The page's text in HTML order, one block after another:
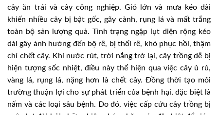
cây ăn trái và cây công nghiệp. Gió lớn và mưa kéo dài
khiến nhiều cây bị bật gốc, gãy cành, rụng lá và mất trắng
toàn bộ sản lượng quả. Tình trạng ngập lụt diện rộng kéo
dài gây ảnh hưởng đến bộ rễ, bị thối rễ, khó phục hồi, thậm
chí chết cây. Khi nước rút, trời nắng trở lại, cây trồng dễ bị
hiện tượng sốc nhiệt, điều này thể hiện qua việc cây ủ rủ,
vàng lá, rụng lá, nặng hơn là chết cây. Đồng thời tạo môi
trường thuận lợi cho sự phát triển của bệnh hại, đặc biệt là
nấm và các loại sâu bệnh. Do đó, việc cấp cứu cây trồng bị